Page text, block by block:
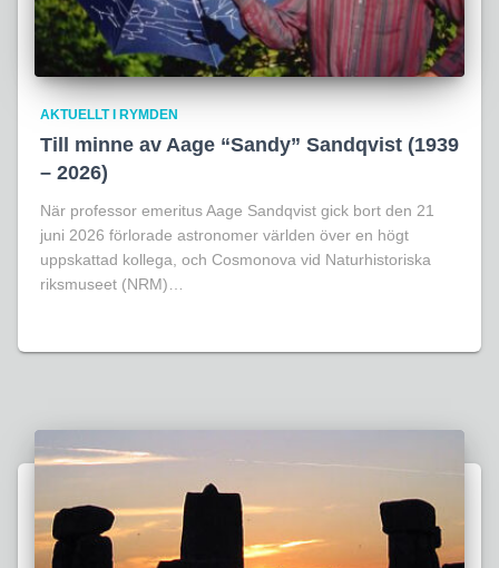
AKTUELLT I RYMDEN
Till minne av Aage “Sandy” Sandqvist (1939
– 2026)
När professor emeritus Aage Sandqvist gick bort den 21
juni 2026 förlorade astronomer världen över en högt
uppskattad kollega, och Cosmonova vid Naturhistoriska
riksmuseet (NRM)…